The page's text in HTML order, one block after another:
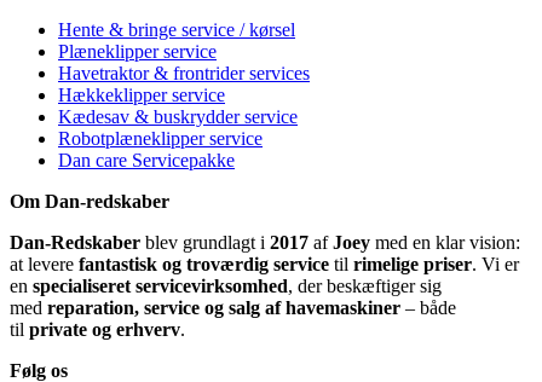
Hente & bringe service / kørsel
Plæneklipper service
Havetraktor & frontrider services
Hækkeklipper service
Kædesav & buskrydder service
Robotplæneklipper service
Dan care Servicepakke
Om Dan-redskaber
Dan-Redskaber blev grundlagt i 2017 afJoey med en klar vision:
at levere fantastisk og troværdig service til rimelige priser. Vi er
en specialiseret servicevirksomhed, der beskæftiger sig
med reparation, service og salg af havemaskiner – både
til private og erhverv.
Følg os